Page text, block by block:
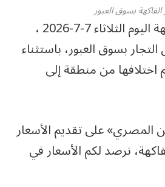
بسوق العبور
شهدت أسعار الفاكهة اليوم الثلاثاء 7-7-2026 ،
بسوق العبور، باستثناء
من منطقة إلى
المصري» على تقديم الأسعار
نرصد لكم الأسعار في